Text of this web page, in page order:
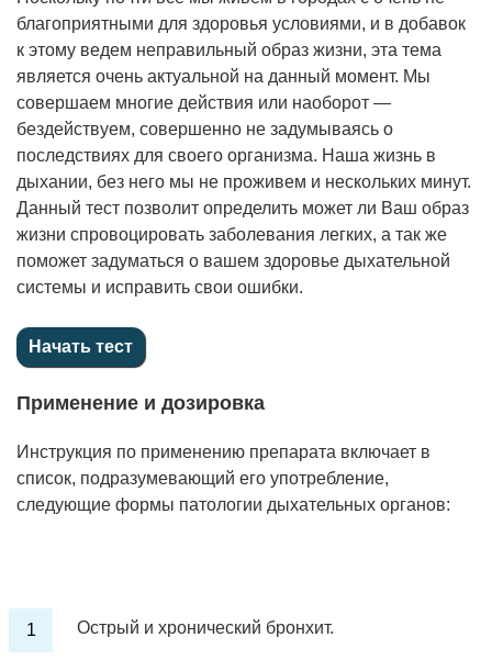
благоприятными для здоровья условиями, и в добавок
к этому ведем неправильный образ жизни, эта тема
является очень актуальной на данный момент. Мы
совершаем многие действия или наоборот —
бездействуем, совершенно не задумываясь о
последствиях для своего организма. Наша жизнь в
дыхании, без него мы не проживем и нескольких минут.
Данный тест позволит определить может ли Ваш образ
жизни спровоцировать заболевания легких, а так же
поможет задуматься о вашем здоровье дыхательной
системы и исправить свои ошибки.
Применение и дозировка
Инструкция по применению препарата включает в
список, подразумевающий его употребление,
следующие формы патологии дыхательных органов:
Острый и хронический бронхит.